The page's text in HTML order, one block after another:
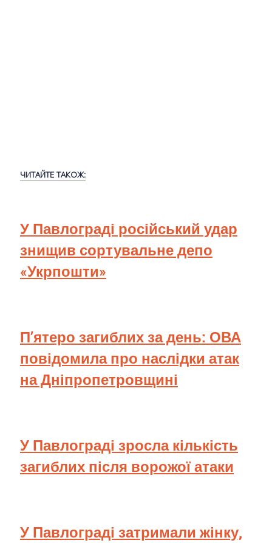
ЧИТАЙТЕ ТАКОЖ:
У Павлограді російський удар
знищив сортувальне депо
«Укрпошти»
П’ятеро загиблих за день: ОВА
повідомила про наслідки атак
на Дніпропетровщині
У Павлограді зросла кількість
загиблих після ворожої атаки
У Павлограді затримали жінку,